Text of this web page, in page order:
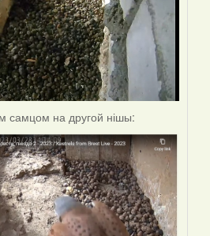
самцом на другой нішы: